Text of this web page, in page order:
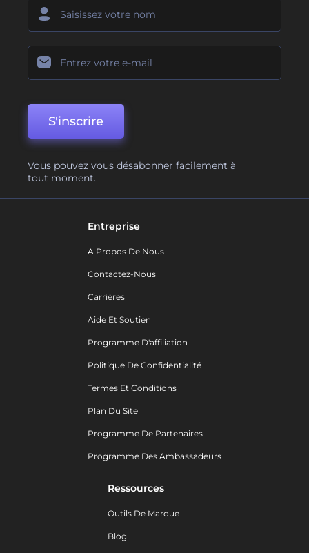
S'inscrire
Vous pouvez vous désabonner facilement à
tout moment.
Entreprise
A Propos De Nous
Contactez-Nous
Carrières
Aide Et Soutien
Programme D'affiliation
Politique De Confidentialité
Termes Et Conditions
Plan Du Site
Programme De Partenaires
Programme Des Ambassadeurs
Ressources
Outils De Marque
Blog